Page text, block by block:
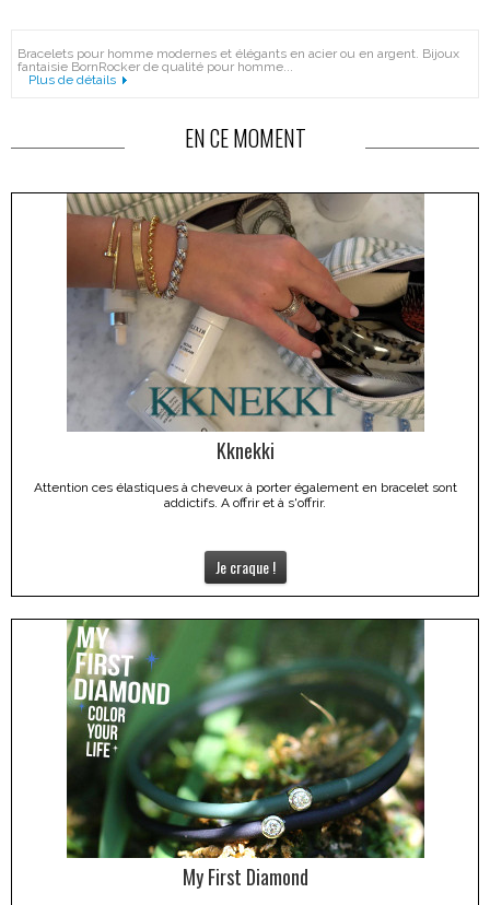
Bracelets pour homme modernes et élégants en acier ou en argent. Bijoux
fantaisie BornRocker de qualité pour homme...
Plus de détails
EN CE MOMENT
Kknekki
Attention ces élastiques à cheveux à porter également en bracelet sont
addictifs. A offrir et à s'offrir.
Je craque !
My First Diamond